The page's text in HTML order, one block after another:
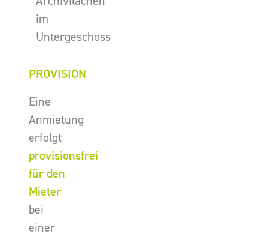
im
Untergeschoss
PROVISION
Eine
Anmietung
erfolgt
provisionsfrei
für den
Mieter
bei
einer